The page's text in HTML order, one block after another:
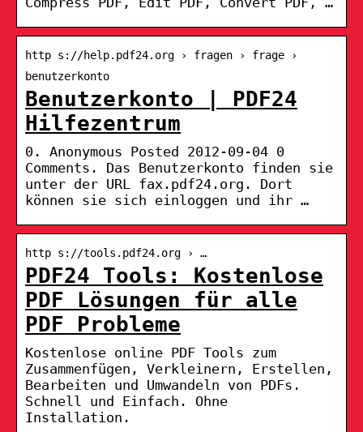
http s://help.pdf24.org › fragen › frage ›
benutzerkonto
Benutzerkonto | PDF24
Hilfezentrum
0. Anonymous Posted 2012-09-04 0
Comments. Das Benutzerkonto finden sie
unter der URL fax.pdf24.org. Dort
können sie sich einloggen und ihr …
http s://tools.pdf24.org › …
PDF24 Tools: Kostenlose
PDF Lösungen für alle
PDF Probleme
Kostenlose online PDF Tools zum
Zusammenfügen, Verkleinern, Erstellen,
Bearbeiten und Umwandeln von PDFs.
Schnell und Einfach. Ohne
Installation.